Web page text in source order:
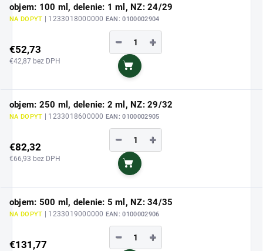
objem: 100 ml, delenie: 1 ml, NZ: 24/29
NA DOPYT | 1233018000000 EAN: 0100002904
€52,73
€42,87 bez DPH
+
−
Do košíka
objem: 250 ml, delenie: 2 ml, NZ: 29/32
NA DOPYT | 1233018600000 EAN: 0100002905
€82,32
€66,93 bez DPH
+
−
Do košíka
objem: 500 ml, delenie: 5 ml, NZ: 34/35
NA DOPYT | 1233019000000 EAN: 0100002906
€131,77 +
−